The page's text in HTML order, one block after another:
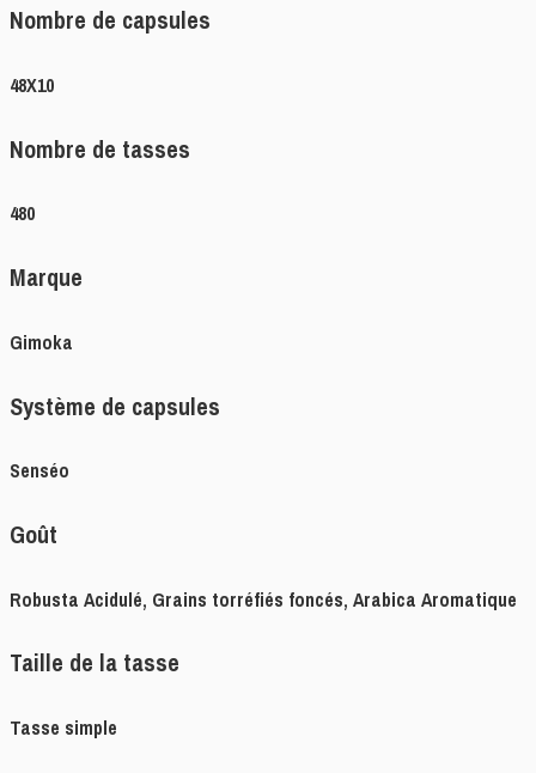
Nombre de capsules
48X10
Nombre de tasses
480
Marque
Gimoka
Système de capsules
Senséo
Goût
Robusta Acidulé, Grains torréfiés foncés, Arabica Aromatique
Taille de la tasse
Tasse simple